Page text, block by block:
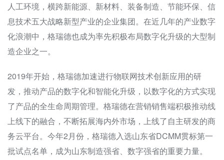
人工环境，横跨新能源、新材料、装备制造、节能环保、信
息技术五大战略新型产业的企业集团。在近几年的产业数字
化浪潮中，格瑞德也成为率先积极布局数字化升级的大型制
造企业之一。
2019年开始，格瑞德加速进行物联网技术创新应用的研
发，推动产品的数字化和智能化升级，以数字化的方式实现
了产品的全生命周期管理。格瑞德在营销销售端积极推动线
上线下的融合，不断拓展海内外市场，上线了自主研发的商
务云平台。今年2月份，格瑞德入选山东省DCMM贯标第一
批试点名单，成为山东制造强省、数字强省的重要力量。